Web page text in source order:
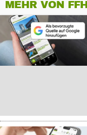
MEHR VON